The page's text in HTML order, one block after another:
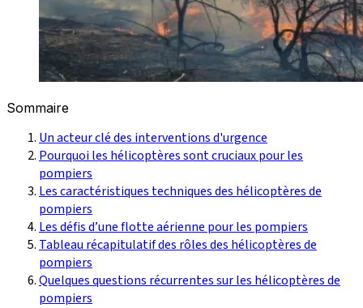
Sommaire
Un acteur clé des interventions d'urgence
Pourquoi les hélicoptères sont cruciaux pour les
pompiers
Les caractéristiques techniques des hélicoptères de
pompiers
Les défis d’une flotte aérienne pour les pompiers
Tableau récapitulatif des rôles des hélicoptères de
pompiers
Quelques questions récurrentes sur les hélicoptères de
pompiers